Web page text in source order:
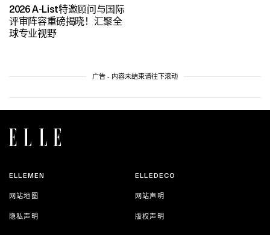
2026 A-List特邀顾问与国际
评审阵容重磅揭晓！汇聚全
球专业视野
广告 - 内容未结束请往下滚动
ELLEMEN ELLEDECO
网站地图 网站声明
隐私声明 版权声明